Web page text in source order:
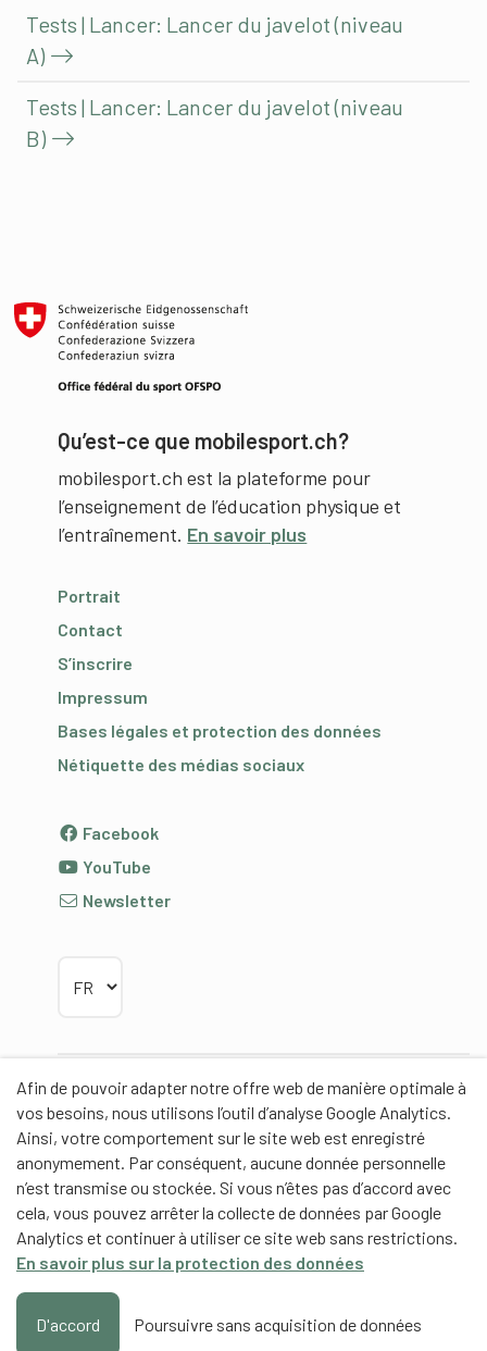
Afin de pouvoir adapter notre offre web de manière optimale à
vos besoins, nous utilisons l’outil d’analyse Google Analytics.
Ainsi, votre comportement sur le site web est enregistré
anonymement. Par conséquent, aucune donnée personnelle
n’est transmise ou stockée. Si vous n’êtes pas d’accord avec
cela, vous pouvez arrêter la collecte de données par Google
Analytics et continuer à utiliser ce site web sans restrictions.
En savoir plus sur la protection des données
D'accord Poursuivre sans acquisition de données
Tests | Lancer: Lancer du javelot (niveau
A)
Tests | Lancer: Lancer du javelot (niveau
B)
Qu’est-ce que mobilesport.ch?
mobilesport.ch est la plateforme pour
l’enseignement de l’éducation physique et
l’entraînement. En savoir plus
Portrait
Contact
S’inscrire
Impressum
Bases légales et protection des données
Nétiquette des médias sociaux
Facebook
YouTube
Newsletter
Partenaires
Partenaires de contenus
Haute école fédérale de sport de Macolin HEFSM